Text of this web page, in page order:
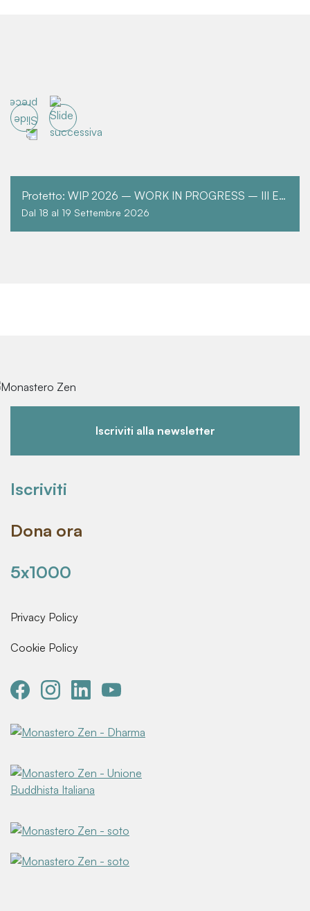
Protetto: WIP 2026 – WORK IN PROGRESS – III EDIZIONE
Dal 18 al 19 Settembre 2026
Iscriviti alla newsletter
Iscriviti
Dona ora
5x1000
Privacy Policy
Cookie Policy